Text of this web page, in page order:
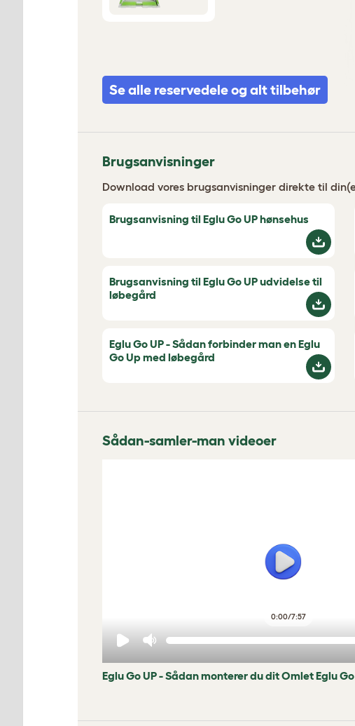
Se alle reservedele og alt tilbehør
Brugsanvisninger
Download vores brugsanvisninger direkte til
Brugsanvisning til Eglu Go UP hønsehus
Brugsanvisning til Eglu Go UP udvidelse til
løbegård
Eglu Go UP - Sådan forbinder man en Eglu
Go Up med løbegård
Sådan-samler-man videoer
0:00/7:57
Eglu Go UP - Sådan monterer du dit Omlet Eglu